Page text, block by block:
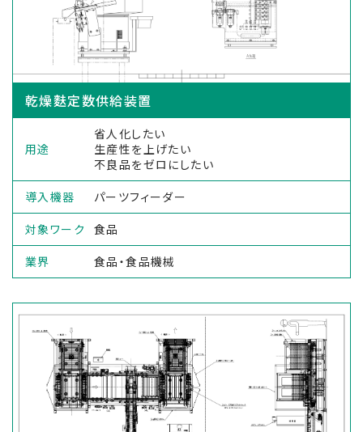
乾燥麩定数供給装置
用途
省人化したい
生産性を上げたい
不良品をゼロにしたい
導入機器
パーツフィーダー
対象ワーク
食品
業界
食品・食品機械